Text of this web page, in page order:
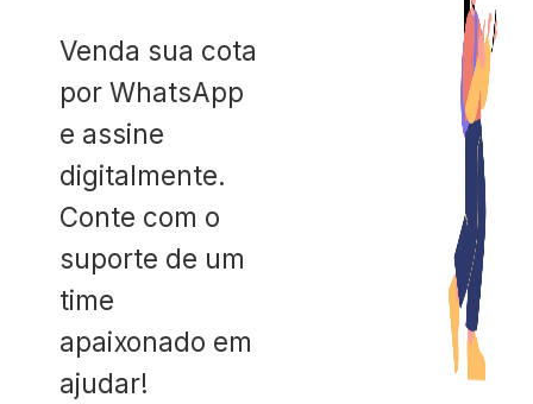
Venda sua cota
por WhatsApp
e assine
digitalmente.
Conte com o
suporte de um
time
apaixonado em
ajudar!